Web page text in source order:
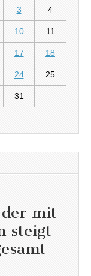
3 4
10 11
17 18
24 25
31
der mit
steigt